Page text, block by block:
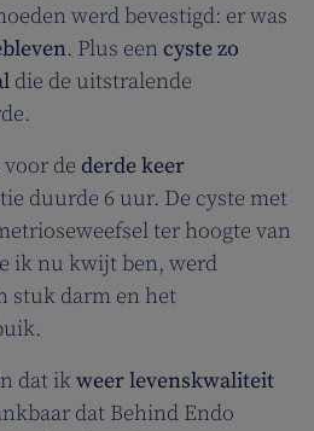
werd bevestigd: er was
. Plus een cyste zo
die de uitstralende
voor de derde keer
duurde 6 uur. De cyste met
ter hoogte van
ik nu kwijt ben, werd
stuk darm en het
dat ikweer levenskwaliteit
dat Behind Endo